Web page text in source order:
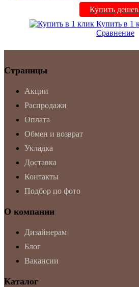
Купить
Купить в 1
Сравнение
Страницы
Акции
Распродажи
Оплата
Обмен и возврат
Укладка
Доставка
Контакты
Подбор по фото
О компании
Дизайнерам
Блог
Вакансии
Каталог